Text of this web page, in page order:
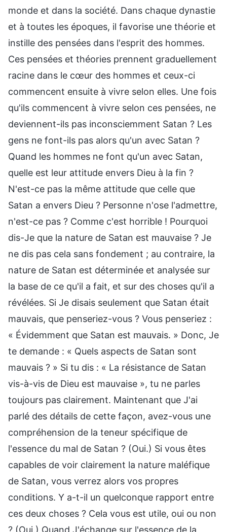
monde et dans la société. Dans chaque dynastie
et à toutes les époques, il favorise une théorie et
instille des pensées dans l'esprit des hommes.
Ces pensées et théories prennent graduellement
racine dans le cœur des hommes et ceux-ci
commencent ensuite à vivre selon elles. Une fois
qu'ils commencent à vivre selon ces pensées, ne
deviennent-ils pas inconsciemment Satan ? Les
gens ne font-ils pas alors qu'un avec Satan ?
Quand les hommes ne font qu'un avec Satan,
quelle est leur attitude envers Dieu à la fin ?
N'est-ce pas la même attitude que celle que
Satan a envers Dieu ? Personne n'ose l'admettre,
n'est-ce pas ? Comme c'est horrible ! Pourquoi
dis-Je que la nature de Satan est mauvaise ? Je
ne dis pas cela sans fondement ; au contraire, la
nature de Satan est déterminée et analysée sur
la base de ce qu'il a fait, et sur des choses qu'il a
révélées. Si Je disais seulement que Satan était
mauvais, que penseriez-vous ? Vous penseriez :
« Évidemment que Satan est mauvais. » Donc, Je
te demande : « Quels aspects de Satan sont
mauvais ? » Si tu dis : « La résistance de Satan
vis-à-vis de Dieu est mauvaise », tu ne parles
toujours pas clairement. Maintenant que J'ai
parlé des détails de cette façon, avez-vous une
compréhension de la teneur spécifique de
l'essence du mal de Satan ? (Oui.) Si vous êtes
capables de voir clairement la nature maléfique
de Satan, vous verrez alors vos propres
conditions. Y a-t-il un quelconque rapport entre
ces deux choses ? Cela vous est utile, oui ou non
? (Oui.) Quand J'échange sur l'essence de la